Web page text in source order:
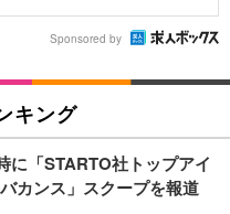
Sponsored by
キング
に「STARTO社トップアイ
カンス」スクープを報道